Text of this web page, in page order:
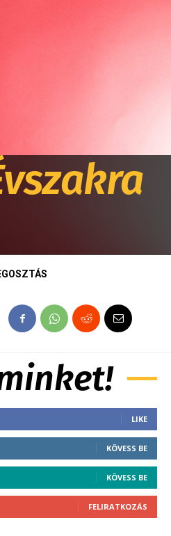
LIKE
KÖVESS BE
KÖVESS BE
FELIRATKOZÁS